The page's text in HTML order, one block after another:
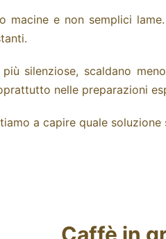
macine e non semplici lame.
silenziose, scaldano
nelle preparazioni
a capire quale